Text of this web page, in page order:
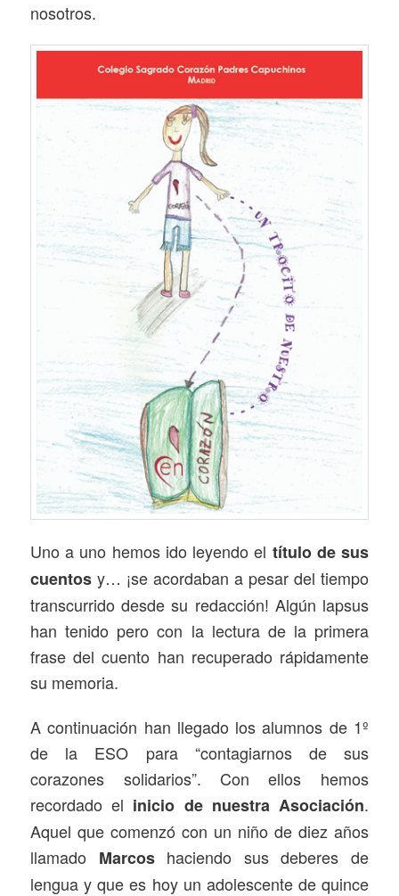
nosotros.
Uno a uno hemos ido leyendo el título de sus
cuentos y… ¡se acordaban a pesar del tiempo
transcurrido desde su redacción! Algún lapsus
han tenido pero con la lectura de la primera
frase del cuento han recuperado rápidamente
su memoria.
A continuación han llegado los alumnos de 1º
de la ESO para “contagiarnos de sus
corazones solidarios”. Con ellos hemos
recordado el inicio de nuestra Asociación.
Aquel que comenzó con un niño de diez años
llamado Marcoshaciendo sus deberes de
lengua y que es hoy un adolescente de quince